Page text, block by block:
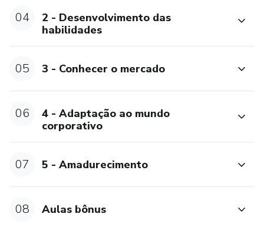
04
2 - Desenvolvimento das
habilidades
05 3 - Conhecer o mercado
06
4 - Adaptação ao mundo
corporativo
07 5 - Amadurecimento
08 Aulas bônus